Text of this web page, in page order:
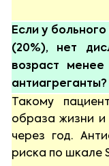
Если у
(20%), нет
возраст
антиагреганты?
Такому
образа жизни и
через год.
риска по шкале